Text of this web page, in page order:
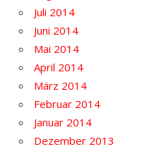
Juli 2014
Juni 2014
Mai 2014
April 2014
März 2014
Februar 2014
Januar 2014
Dezember 2013